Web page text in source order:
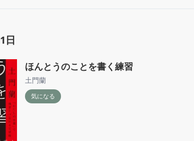
日
ほんとうのことを書く練習
土門蘭
気になる